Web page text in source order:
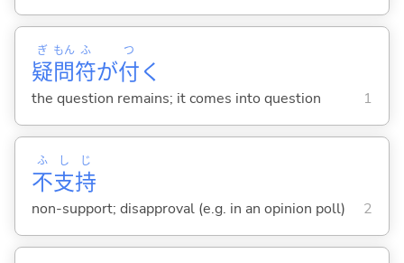
疑
ぎ
問
もん
符
ふ
が付
つ
く
the question remains; it comes into question 1
不
ふ
支
し
持
じ
non-support; disapproval (e.g. in an opinion poll) 2